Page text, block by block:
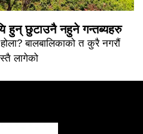
हुन् छुटाउनै नहुने गन्तब्यहरु
बालबालिकाको त कुरै नगरौं
लागेको